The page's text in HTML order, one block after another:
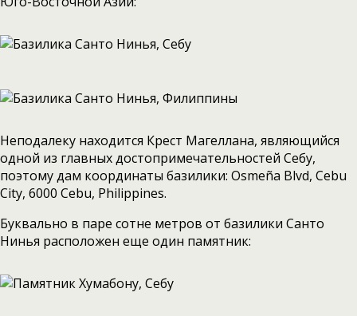
Неподалеку находится Крест Магеллана, являющийся
одной из главных достопримечательностей Себу,
поэтому дам координаты базилики: Osmeña Blvd, Cebu
City, 6000 Cebu, Philippines.
Буквально в паре сотне метров от базилики Санто
Нинья расположен еще один памятник: